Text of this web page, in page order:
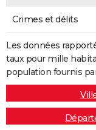
Crimes et délits
Les données
taux pour mille
population fournis